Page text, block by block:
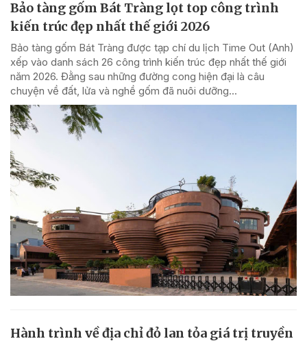
Bảo tàng gốm Bát Tràng lọt top công trình
kiến trúc đẹp nhất thế giới 2026
Bảo tàng gốm Bát Tràng được tạp chí du lịch Time Out (Anh)
xếp vào danh sách 26 công trình kiến trúc đẹp nhất thế giới
năm 2026. Đằng sau những đường cong hiện đại là câu
chuyện về đất, lửa và nghề gốm đã nuôi dưỡng...
Hành trình về địa chỉ đỏ lan tỏa giá trị truyền